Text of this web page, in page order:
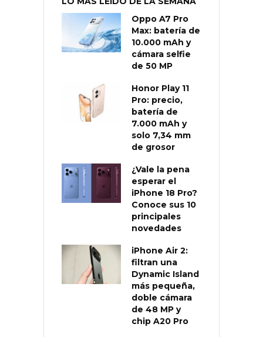
Oppo A7 Pro
Max: batería de
10.000 mAh y
cámara selfie
de 50 MP
Honor Play 11
Pro: precio,
batería de
7.000 mAh y
solo 7,34 mm
de grosor
¿Vale la pena
esperar el
iPhone 18 Pro?
Conoce sus 10
principales
novedades
iPhone Air 2:
filtran una
Dynamic Island
más pequeña,
doble cámara
de 48 MP y
chip A20 Pro